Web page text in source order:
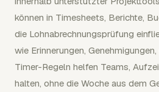
können in Timesheets, Berichte,
die Lohnabrechnungsprüfung
wie Erinnerungen,
Timer-Regeln helfen Teams,
halten, ohne die Woche aus dem